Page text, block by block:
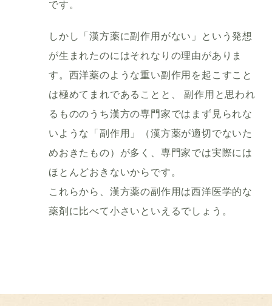
です。
しかし「漢方薬に副作用がない」という発想
が生まれたのにはそれなりの理由がありま
す。西洋薬のような重い副作用を起こすこと
は極めてまれであることと、 副作用と思われ
るもののうち漢方の専門家ではまず見られな
いような「副作用」（漢方薬が適切でないた
めおきたもの）が多く、専門家では実際には
ほとんどおきないからです。
これらから、漢方薬の副作用は西洋医学的な
薬剤に比べて小さいといえるでしょう。